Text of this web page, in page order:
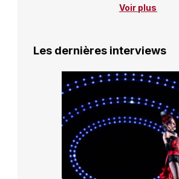
Voir plus
Les dernières interviews